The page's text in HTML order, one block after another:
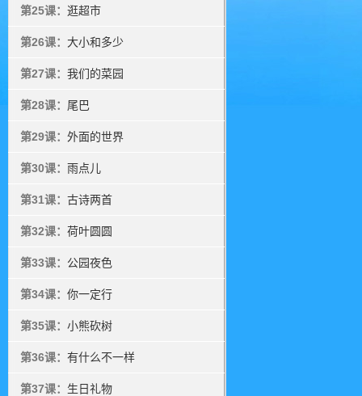
第25课： 逛超市
第26课： 大小和多少
第27课： 我们的菜园
第28课： 尾巴
第29课： 外面的世界
第30课： 雨点儿
第31课： 古诗两首
第32课： 荷叶圆圆
第33课： 公园夜色
第34课： 你一定行
第35课： 小熊砍树
第36课： 有什么不一样
第37课： 生日礼物